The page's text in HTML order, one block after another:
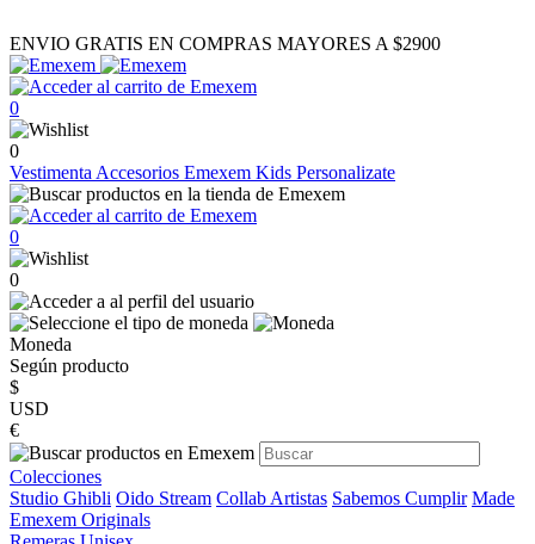
ENVIO GRATIS EN COMPRAS MAYORES A $2900
0
0
Vestimenta Accesorios Emexem Kids Personalizate
0
0
Moneda
Según producto
$
USD
€
Colecciones
Studio Ghibli Oido Stream Collab Artistas Sabemos Cumplir Made
Emexem Originals